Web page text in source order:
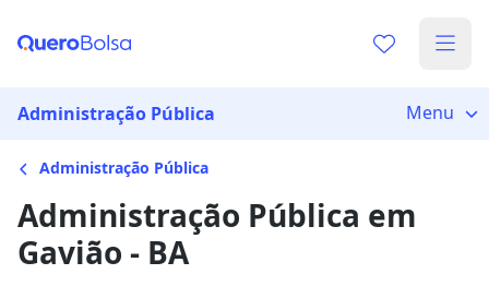
Administração Pública Menu
Administração Pública
Administração Pública em
Gavião - BA